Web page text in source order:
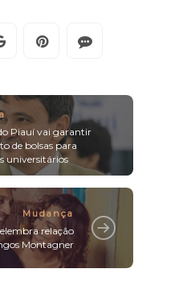
Piauí vai garantir
de bolsas para
universitários
Mudança
relação
Montagner